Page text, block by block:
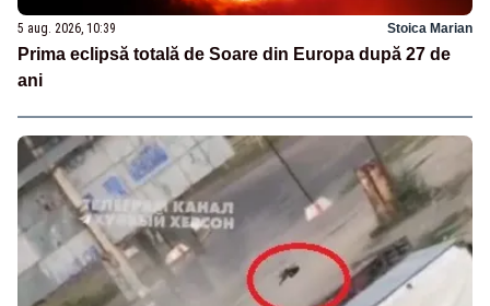
5 aug. 2026, 10:39 Stoica Marian
Prima eclipsă totală de Soare din Europa după 27 de
ani